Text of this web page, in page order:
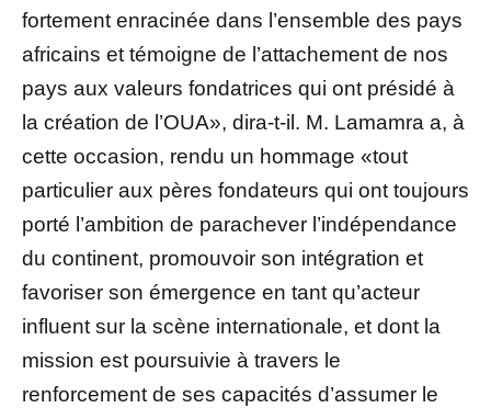
fortement enracinée dans l’ensemble des pays
africains et témoigne de l’attachement de nos
pays aux valeurs fondatrices qui ont présidé à
la création de l’OUA», dira-t-il. M. Lamamra a, à
cette occasion, rendu un hommage «tout
particulier aux pères fondateurs qui ont toujours
porté l’ambition de parachever l’indépendance
du continent, promouvoir son intégration et
favoriser son émergence en tant qu’acteur
influent sur la scène internationale, et dont la
mission est poursuivie à travers le
renforcement de ses capacités d’assumer le